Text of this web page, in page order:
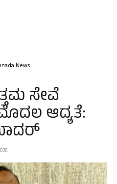
News
ಸೇವೆ
ಆದ್ಯತೆ: